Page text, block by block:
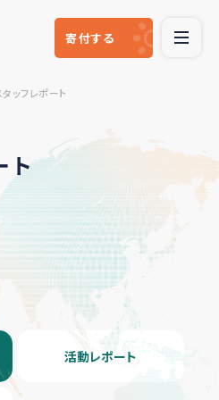
寄付する
タッフレポート
ト
活動レポート